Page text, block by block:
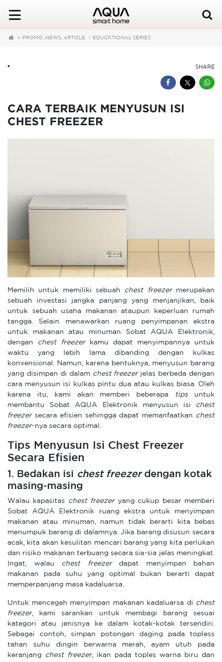
PROMO, NEWS, ARTICLE EDUCATIONAL SERIES
SHARE
•
CARA TERBAIK MENYUSUN ISI
CHEST FREEZER
Memilih untuk memiliki sebuah chest freezermerupakan
sebuah investasi jangka panjang yang menjanjikan, baik
untuk sebuah usaha makanan ataupun keperluan rumah
tangga. Selain menawarkan ruang penyimpanan ekstra
untuk makanan atau minuman Sobat AQUA Elektronik,
dengan chest freezerkamu dapat menyimpannya untuk
waktu yang lebih lama dibanding dengan kulkas
konvensional. Namun, karena bentuknya, menyusun barang
yang disimpan di dalam chest freezerjelas berbeda dengan
cara menyusun isi kulkas pintu dua atau kulkas biasa. Oleh
karena itu, kami akan memberi beberapa
tipsuntuk
membantu Sobat AQUA Elektronik menyusun isi chest
freezer secara efisien sehingga dapat memanfaatkan chest
freezer-nya secara optimal.
Tips Menyusun Isi Chest Freezer
Secara Efisien
1. Bedakan isi chest freezerdengan kotak
masing-masing
Walau kapasitas chest freezeryang cukup besar memberi
Sobat AQUA Elektronik ruang ekstra untuk menyimpan
makanan atau minuman, namun tidak berarti kita bebas
menumpuk barang di dalamnya. Jika barang disusun secara
acak, kita akan kesulitan mencari barang yang kita perlukan
dan risiko makanan terbuang secara sia-sia jelas meningkat.
Ingat, walau chest freezerdapat menyimpan bahan
makanan pada suhu yang optimal bukan berarti dapat
memperpanjang masa kadaluarsa.
Untuk mencegah menyimpan makanan kadaluarsa di chest
freezer, kami sarankan untuk membagi barang sesuai
kategori atau jenisnya ke dalam kotak-kotak tersendiri.
Sebagai contoh, simpan potongan daging pada topless
tahan suhu dingin berwarna merah, ayam utuh pada
keranjang chest freezer, ikan pada toples warna biru dan